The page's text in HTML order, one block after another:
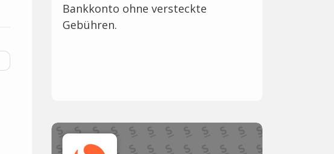
Bankkonto ohne versteckte
Gebühren.